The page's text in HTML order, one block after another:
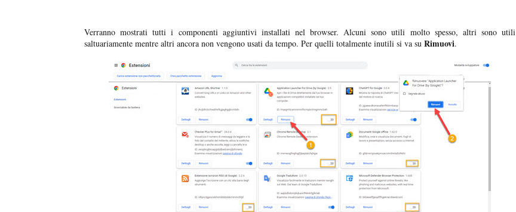
Verranno mostrati tutti i componenti aggiuntivi installati nel browser. Alcuni sono utili molto spesso, altri sono utili
saltuariamente mentre altri ancora non vengono usati da tempo. Per quelli totalmente inutili si va su Rimuovi.